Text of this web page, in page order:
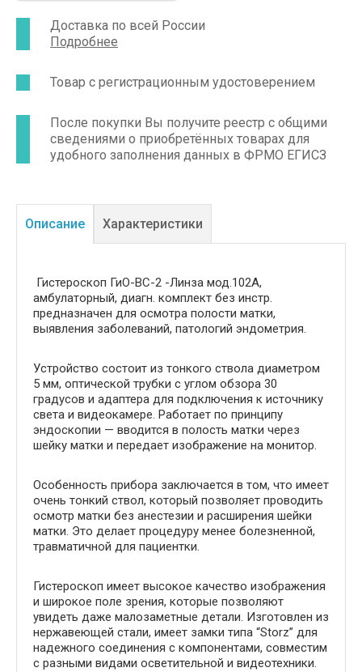
Доставка по всей России
Подробнее
Товар с регистрационным удостоверением
После покупки Вы получите реестр с общими
сведениями о приобретённых товарах для
удобного заполнения данных в ФРМО ЕГИСЗ
Описание Характеристики
Гистероскоп ГиО-ВС-2 -Линза мод.102А,
амбулаторный, диагн. комплект без инстр.
предназначен для осмотра полости матки,
выявления заболеваний, патологий эндометрия.
Устройство состоит из тонкого ствола диаметром
5 мм, оптической трубки с углом обзора 30
градусов и адаптера для подключения к источнику
света и видеокамере. Работает по принципу
эндоскопии — вводится в полость матки через
шейку матки и передает изображение на монитор.
Особенность прибора заключается в том, что имеет
очень тонкий ствол, который позволяет проводить
осмотр матки без анестезии и расширения шейки
матки. Это делает процедуру менее болезненной,
травматичной для пациентки.
Гистероскоп имеет высокое качество изображения
и широкое поле зрения, которые позволяют
увидеть даже малозаметные детали. Изготовлен из
нержавеющей стали, имеет замки типа “Storz” для
надежного соединения с компонентами, совместим
с разными видами осветительной и видеотехники.